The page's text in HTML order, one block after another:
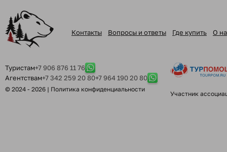
Контакты Вопросы и ответы Где купить О
Туристам+7 906 876 11 76
Агентствам+7 342 259 20 80+7 964 190 20 80
© 2024 - 2026 | Политика конфиденциальности
Участник